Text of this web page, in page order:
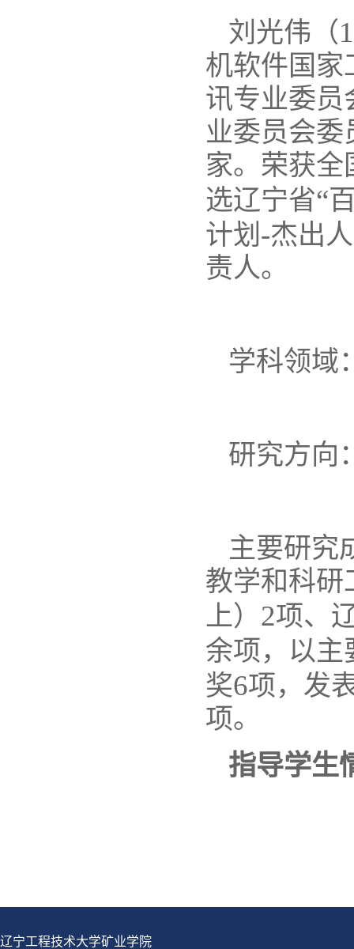
刘光伟（
机软件国家
讯专业委员
业委员会委
家。荣获
选辽宁省“
计划 -杰出
责人。
学科领域
研究方向
主要研究
教学和科研
上） 2项、
余项，以主
奖6项，发
项。
指导学生
辽宁工程技术大学矿业学院